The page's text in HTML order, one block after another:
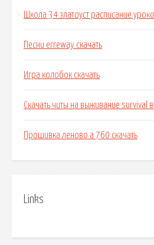
Школа 34 златоуст расписание
Песни erreway скачать
Игра колобок скачать
Скачать читы на выживание survival
Прошивка леново а 760 скачать
Links